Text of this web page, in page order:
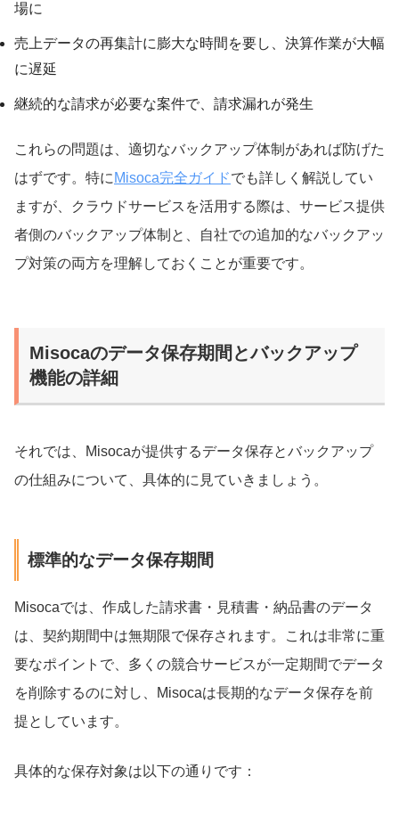
場に
売上データの再集計に膨大な時間を要し、決算作業が大幅
に遅延
継続的な請求が必要な案件で、請求漏れが発生
これらの問題は、適切なバックアップ体制があれば防げた
はずです。特に Misoca完全ガイドでも詳しく解説してい
ますが、クラウドサービスを活用する際は、サービス提供
者側のバックアップ体制と、自社での追加的なバックアッ
プ対策の両方を理解しておくことが重要です。
Misocaのデータ保存期間とバックアップ
機能の詳細
それでは、Misocaが提供するデータ保存とバックアップ
の仕組みについて、具体的に見ていきましょう。
標準的なデータ保存期間
Misocaでは、作成した請求書・見積書・納品書のデータ
は、契約期間中は無期限で保存されます。これは非常に重
要なポイントで、多くの競合サービスが一定期間でデータ
を削除するのに対し、Misocaは長期的なデータ保存を前
提としています。
具体的な保存対象は以下の通りです：